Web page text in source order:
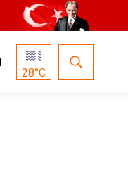
28°C